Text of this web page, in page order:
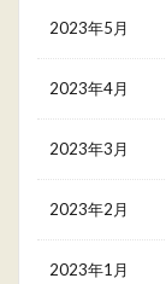
2023年5月
2023年4月
2023年3月
2023年2月
2023年1月